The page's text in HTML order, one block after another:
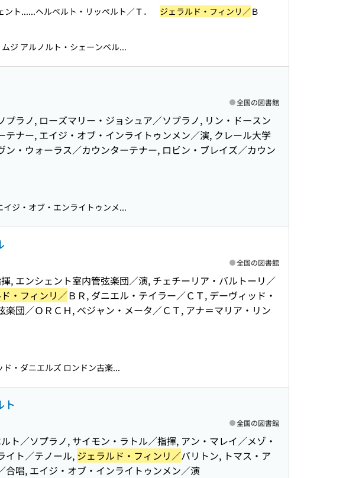
ント......ヘルベルト・リッペルト／Ｔ． ジェラルド・フィンリ／Ｂ
ジ アルノルト・シェーンベル...
ラノ, ローズマリー・ジョシュア／ソプラノ, リン・ドースン
ナー, エイジ・オブ・インライトゥンメン／演, クレール大学
・ウォーラス／カウンターテナー, ロビン・ブレイズ／カウン
全国の図書館
ジ・オブ・エンライトゥンメ...
, エンシェント室内管弦楽団／演, チェチーリア・バルトーリ／
・フィンリ／ＢＲ, ダニエル・テイラー／ＣＴ, デーヴィッド・
団／ＯＲＣＨ, ベジャン・メータ／ＣＴ, アナ＝マリア・リン
全国の図書館
・ダニエルズ ロンドン古楽...
ト
／ソプラノ, サイモン・ラトル／指揮, アン・マレイ／メゾ・
イト／テノール, ジェラルド・フィンリ／バリトン, トマス・ア
唱, エイジ・オブ・インライトゥンメン／演
全国の図書館